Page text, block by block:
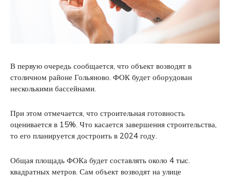
В первую очередь сообщается, что объект возводят в
столичном районе Гольяново. ФОК будет оборудован
несколькими бассейнами.
При этом отмечается, что строительная готовность
оценивается в 15%. Что касается завершения строительства,
то его планируется достроить в 2024 году.
Общая площадь ФОКа будет составлять около 4 тыс.
квадратных метров. Сам объект возводят на улице